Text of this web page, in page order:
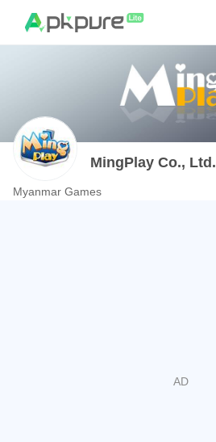
MingPlay Co., Ltd.
Myanmar Games